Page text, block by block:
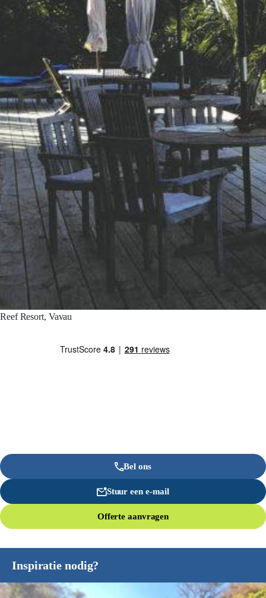
Reef Resort, Vavau
Bel ons
Stuur een e-mail
Offerte aanvragen
Inspiratie nodig?